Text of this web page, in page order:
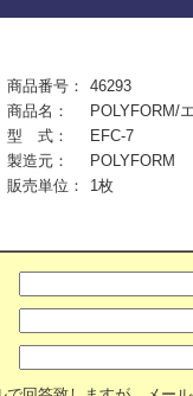
商品番号：
46293
商品名：
POLYFORM/
型 式：
EFC-7
製造元：
POLYFORM
販売単位：
1枚